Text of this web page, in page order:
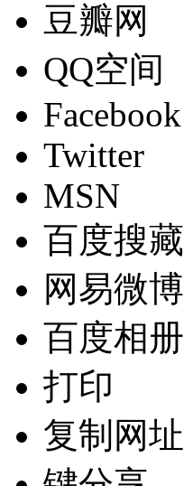
豆瓣网
QQ空间
Facebook
Twitter
MSN
百度搜藏
网易微博
百度相册
打印
复制网址